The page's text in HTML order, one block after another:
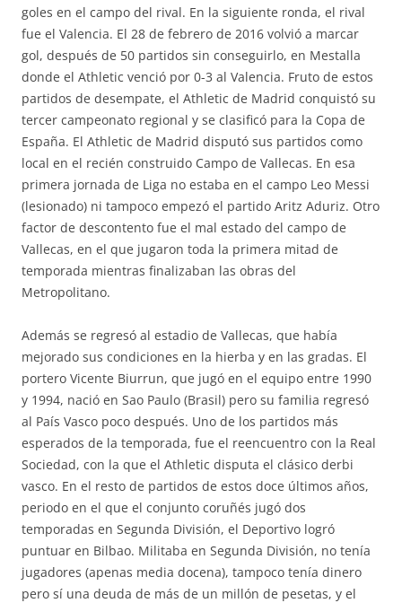
goles en el campo del rival. En la siguiente ronda, el rival
fue el Valencia. El 28 de febrero de 2016 volvió a marcar
gol, después de 50 partidos sin conseguirlo, en Mestalla
donde el Athletic venció por 0-3 al Valencia. Fruto de estos
partidos de desempate, el Athletic de Madrid conquistó su
tercer campeonato regional y se clasificó para la Copa de
España. El Athletic de Madrid disputó sus partidos como
local en el recién construido Campo de Vallecas. En esa
primera jornada de Liga no estaba en el campo Leo Messi
(lesionado) ni tampoco empezó el partido Aritz Aduriz. Otro
factor de descontento fue el mal estado del campo de
Vallecas, en el que jugaron toda la primera mitad de
temporada mientras finalizaban las obras del
Metropolitano.
Además se regresó al estadio de Vallecas, que había
mejorado sus condiciones en la hierba y en las gradas. El
portero Vicente Biurrun, que jugó en el equipo entre 1990
y 1994, nació en Sao Paulo (Brasil) pero su familia regresó
al País Vasco poco después. Uno de los partidos más
esperados de la temporada, fue el reencuentro con la Real
Sociedad, con la que el Athletic disputa el clásico derbi
vasco. En el resto de partidos de estos doce últimos años,
periodo en el que el conjunto coruñés jugó dos
temporadas en Segunda División, el Deportivo logró
puntuar en Bilbao. Militaba en Segunda División, no tenía
jugadores (apenas media docena), tampoco tenía dinero
pero sí una deuda de más de un millón de pesetas, y el